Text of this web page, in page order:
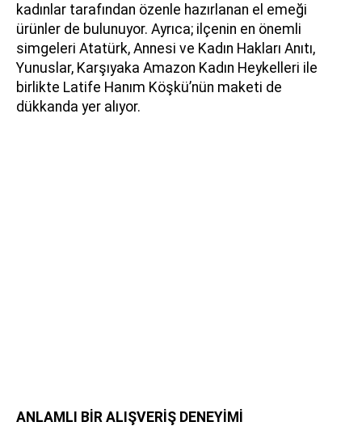
kadınlar tarafından özenle hazırlanan el emeği
ürünler de bulunuyor. Ayrıca; ilçenin en önemli
simgeleri Atatürk, Annesi ve Kadın Hakları Anıtı,
Yunuslar, Karşıyaka Amazon Kadın Heykelleri ile
birlikte Latife Hanım Köşkü’nün maketi de
dükkanda yer alıyor.
ANLAMLI BİR ALIŞVERİŞ DENEYİMİ